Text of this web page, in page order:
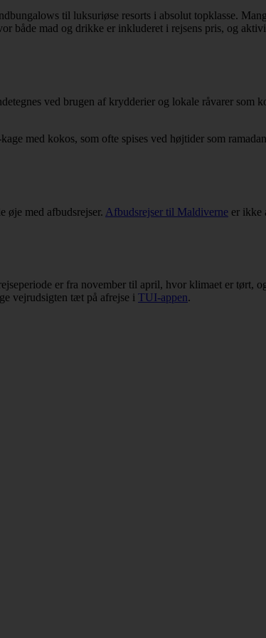
til luksuriøse resorts i absolut topklasse.
både mad og drikke er inkluderet i rejsens pris, og
ved brugen af krydderier og lokale råvarer
med kokos, som ofte spises ved højtider som
øje med afbudsrejser. Afbudsrejser til Maldiverne er ikke
er fra november til april, hvor klimaet er tørt,
vejrudsigten tæt på afrejse i TUI-appen.